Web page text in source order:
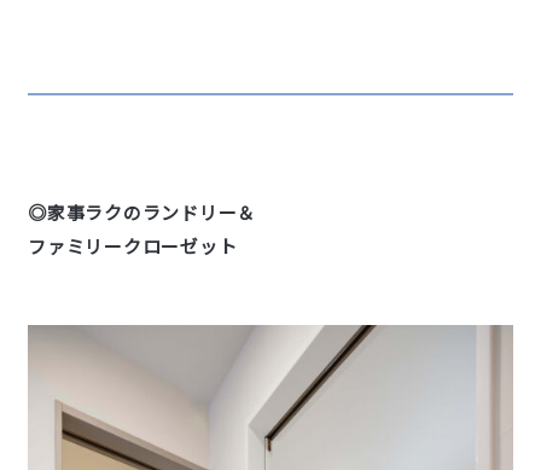
◎家事ラクのランドリー＆
ファミリークローゼット